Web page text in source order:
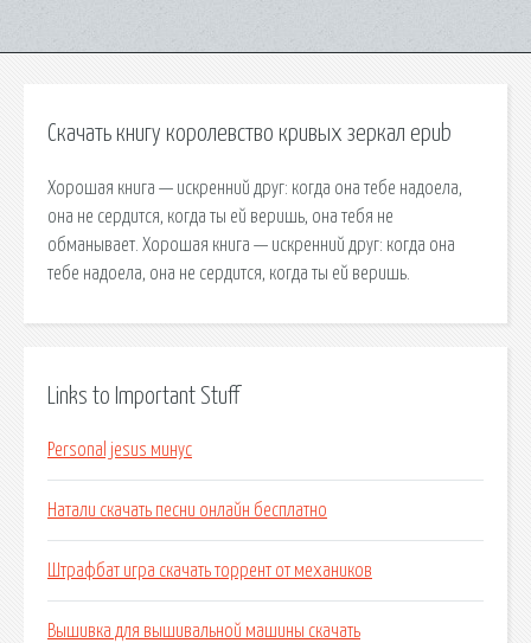
Скачать книгу королевство кривых зеркал epub
Хорошая книга — искренний друг: когда она тебе надоела,
она не сердится, когда ты ей веришь, она тебя не
обманывает. Хорошая книга — искренний друг: когда она
тебе надоела, она не сердится, когда ты ей веришь.
Links to Important Stuff
Personal jesus минус
Натали скачать песни онлайн бесплатно
Штрафбат игра скачать торрент от механиков
Вышивка для вышивальной машины скачать